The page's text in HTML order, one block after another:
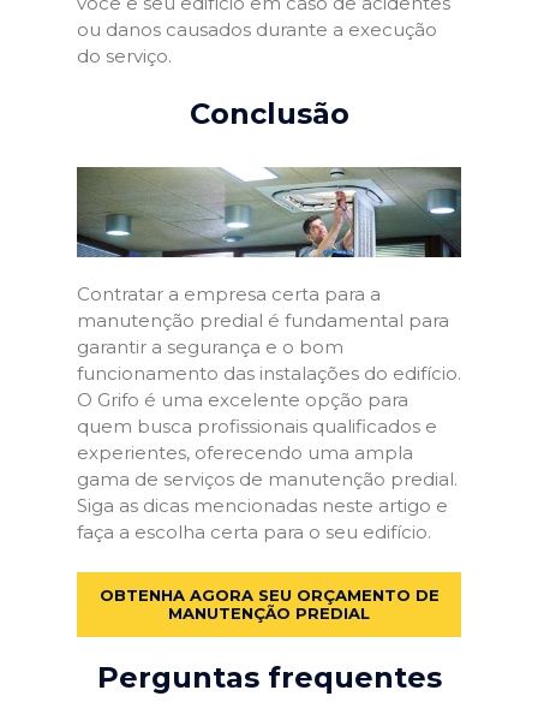
ou danos causados durante a execução
do serviço.
Conclusão
Contratar a empresa certa para a
manutenção predial é fundamental para
garantir a segurança e o bom
funcionamento das instalações do edifício.
O Grifo é uma excelente opção para
quem busca profissionais qualificados e
experientes, oferecendo uma ampla
gama de serviços de manutenção predial.
Siga as dicas mencionadas neste artigo e
faça a escolha certa para o seu edifício.
OBTENHA AGORA SEU ORÇAMENTO DE
MANUTENÇÃO PREDIAL
Perguntas frequentes